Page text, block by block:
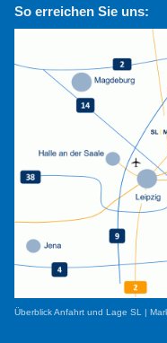
So erreichen Sie uns:
Überblick Anfahrt und Lage SL |